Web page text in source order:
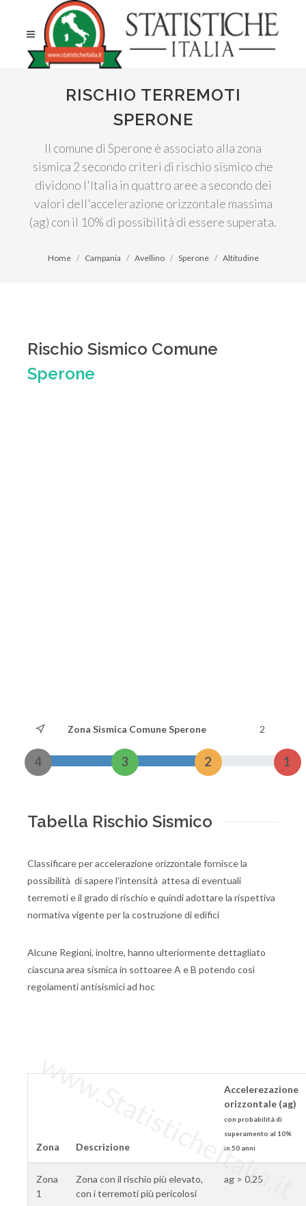
RISCHIO TERREMOTI
SPERONE
Il comune di Sperone è associato alla zona
sismica 2 secondo criteri di rischio sismico che
dividono l'Italia in quattro aree a secondo dei
valori dell'accelerazione orizzontale massima
(ag) con il 10% di possibilità di essere superata.
Home Campania Avellino Sperone Altitudine
Rischio Sismico Comune
Sperone
Zona Sismica Comune Sperone 2
4 3 2 1
Tabella Rischio Sismico
Classificare per accelerazione orizzontale fornisce la
possibilità di sapere l'intensità attesa di eventuali
terremoti e il grado di rischio e quindi adottare la rispettiva
normativa vigente per la costruzione di edifici
Alcune Regioni, inoltre, hanno ulteriormente dettagliato
ciascuna area sismica in sottoaree A e B potendo così
regolamenti antisismici ad hoc
Zona Descrizione
Accelerezazione
orizzontale (ag)
con probabilità di
superamento al 10%
in 50 anni
Zona
1
Zona con il rischio più elevato,
con i terremoti più pericolosi
ag > 0.25
www.StatisticheItalia.it